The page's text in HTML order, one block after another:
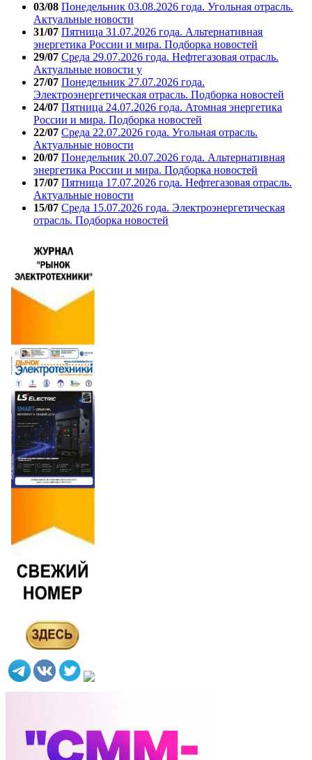
03/08 Понедельник 03.08.2026 года. Угольная отрасль.
Актуальные новости
31/07 Пятница 31.07.2026 года. Альтернативная
энергетика России и мира. Подборка новостей
29/07 Среда 29.07.2026 года. Нефтегазовая отрасль.
Актуальные новости у
27/07 Понедельник 27.07.2026 года.
Электроэнергетическая отрасль. Подборка новостей
24/07 Пятница 24.07.2026 года. Атомная энергетика
России и мира. Подборка новостей
22/07 Среда 22.07.2026 года. Угольная отрасль.
Актуальные новости
20/07 Понедельник 20.07.2026 года. Альтернативная
энергетика России и мира. Подборка новостей
17/07 Пятница 17.07.2026 года. Нефтегазовая отрасль.
Актуальные новости
15/07 Среда 15.07.2026 года. Электроэнергетическая
отрасль. Подборка новостей